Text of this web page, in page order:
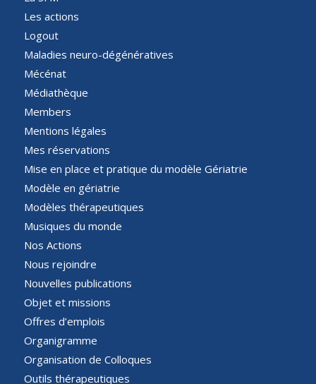
Les actions
Logout
Maladies neuro-dégénératives
Mécénat
Médiathèque
Members
Mentions légales
Mes réservations
Mise en place et pratique du modèle Gériatrie
Modèle en gériatrie
Modèles thérapeutiques
Musiques du monde
Nos Actions
Nous rejoindre
Nouvelles publications
Objet et missions
Offres d’emplois
Organigramme
Organisation de Colloques
Outils thérapeutiques